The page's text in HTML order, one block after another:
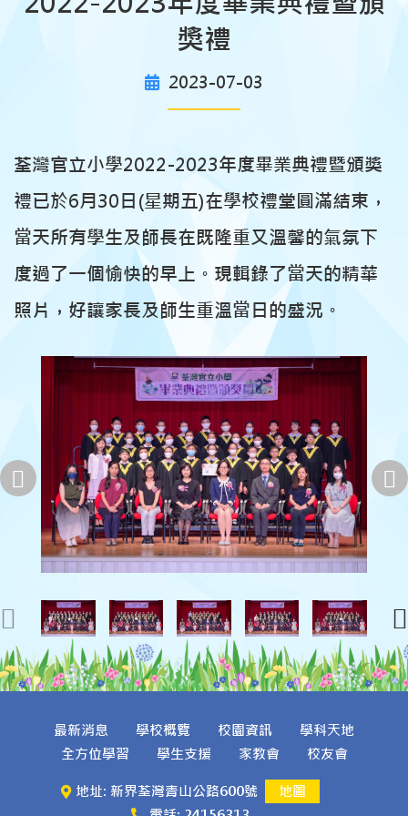
獎禮
2023-07-03
荃灣官立小學2022-2023年度畢業典禮暨頒獎
禮已於6月30日(星期五)在學校禮堂圓滿結束，
當天所有學生及師長在既隆重又溫馨的氣氛下
度過了一個愉快的早上。現輯錄了當天的精華
照片，好讓家長及師生重溫當日的盛況。
最新消息 學校概覽 校園資訊
學科天地
全方位學習
學生支援 家教會 校友會
地址: 新界荃灣青山公路600號
地圖